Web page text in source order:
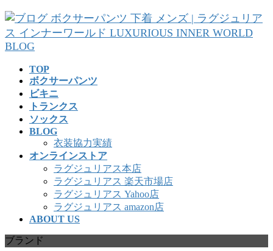
コ
ン
テ
ン
ナ
ビ
ゲ
ー
TOP
ボクサーパンツ
ビキニ
トランクス
ソックス
BLOG
衣装協力実績
オンラインストア
ラグジュリアス本店
ラグジュリアス 楽天市場店
ラグジュリアス Yahoo店
ラグジュリアス amazon店
ABOUT US
ブランド